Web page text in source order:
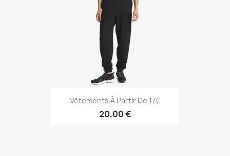
Vêtements À Partir De 17€
20,00 €